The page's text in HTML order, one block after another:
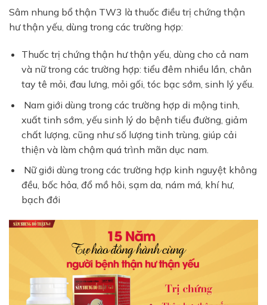
Sâm nhung bổ thận TW3 là thuốc điều trị chứng thận
hư thận yếu, dùng trong các trường hợp:
Thuốc trị chứng thận hư thận yếu, dùng cho cả nam
và nữ trong các trường hợp: tiểu đêm nhiều lần, chân
tay tê mỏi, đau lưng, mỏi gối, tóc bạc sớm, sinh lý yếu.
Nam giới dùng trong các trường hợp di mộng tinh,
xuất tinh sớm, yếu sinh lý do bệnh tiểu đường, giảm
chất lượng, cũng như số lượng tinh trùng, giúp cải
thiện và làm chậm quá trình mãn dục nam.
Nữ giới dùng trong các trường hợp kinh nguyệt không
đều, bốc hỏa, đổ mồ hôi, sạm da, nám má, khí hư,
bạch đới